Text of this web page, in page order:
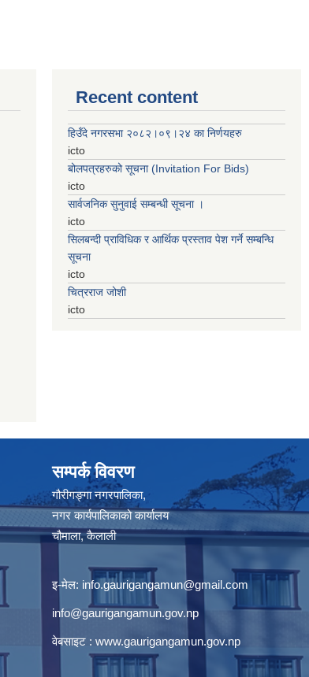
Recent content
हिउँदे नगरसभा २०८२।०९।२४ का निर्णयहरु
icto
बोलपत्रहरुको सूचना (Invitation For Bids)
icto
सार्वजनिक सुनुवाई सम्बन्धी सूचना ।
icto
सिलबन्दी प्राविधिक र आर्थिक प्रस्ताव पेश गर्ने सम्बन्धि
सूचना
icto
चित्रराज जोशी
icto
सम्पर्क विवरण
गौरीगङ्गा नगरपालिका,
नगर कार्यपालिकाको कार्यालय
चौमाला, कैलाली
इ-मेल: info.gaurigangamun@gmail.com
info@gaurigangamun.gov.np
वेबसाइट : www.gaurigangamun.gov.np